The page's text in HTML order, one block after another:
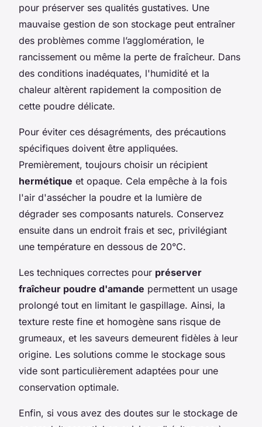
pour préserver ses qualités gustatives. Une
mauvaise gestion de son stockage peut entraîner
des problèmes comme l’agglomération, le
rancissement ou même la perte de fraîcheur. Dans
des conditions inadéquates, l'humidité et la
chaleur altèrent rapidement la composition de
cette poudre délicate.
Pour éviter ces désagréments, des précautions
spécifiques doivent être appliquées.
Premièrement, toujours choisir un récipient
hermétique et opaque. Cela empêche à la fois
l'air d'assécher la poudre et la lumière de
dégrader ses composants naturels. Conservez
ensuite dans un endroit frais et sec, privilégiant
une température en dessous de 20°C.
Les techniques correctes pour préserver
fraîcheur poudre d'amande permettent un usage
prolongé tout en limitant le gaspillage. Ainsi, la
texture reste fine et homogène sans risque de
grumeaux, et les saveurs demeurent fidèles à leur
origine. Les solutions comme le stockage sous
vide sont particulièrement adaptées pour une
conservation optimale.
Enfin, si vous avez des doutes sur le stockage de